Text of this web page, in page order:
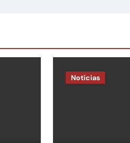
Notícias